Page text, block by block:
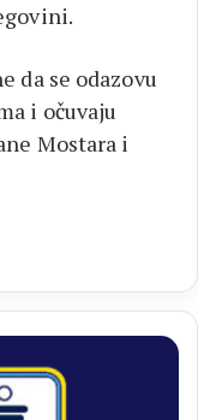
da se odazovu
i očuvaju
Mostara i